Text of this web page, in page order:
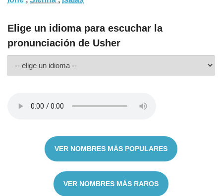
Elige un idioma para escuchar la
pronunciación de Usher
VER NOMBRES MÁS POPULARES
VER NOMBRES MÁS RAROS